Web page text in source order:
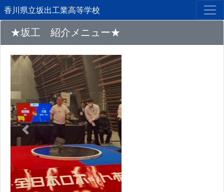
香川県立坂出工業高等学校
★坂工 紹介メニュー★
Previous